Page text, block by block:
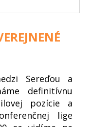
Sereďou a
definitívnu
pozície a
lige